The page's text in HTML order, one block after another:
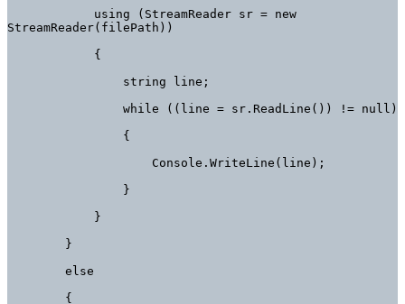
using (StreamReader sr = new
StreamReader(filePath))
{
string line;
while ((line = sr.ReadLine()) != null)
{
Console.WriteLine(line);
}
}
}
else
{